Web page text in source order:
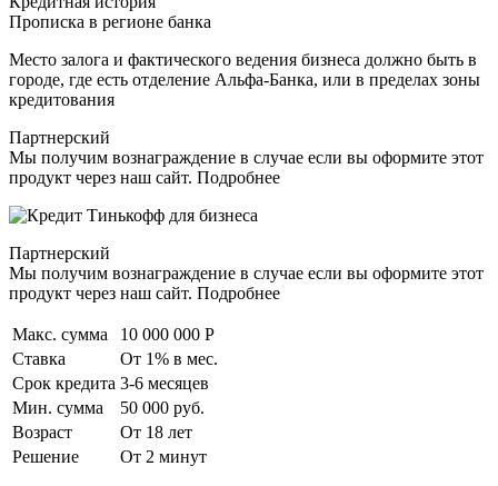
Прописка в регионе банка
Место залога и фактического ведения бизнеса должно быть в
городе, где есть отделение Альфа-Банка, или в пределах зоны
кредитования
Партнерский
Мы получим вознаграждение в случае если вы оформите этот
продукт через наш сайт. Подробнее
Партнерский
Мы получим вознаграждение в случае если вы оформите этот
продукт через наш сайт. Подробнее
Макс. сумма
10 000 000 Р
Ставка
От 1% в мес.
Срок кредита 3-6 месяцев
Мин. сумма
50 000 руб.
Возраст
От 18 лет
Решение
От 2 минут